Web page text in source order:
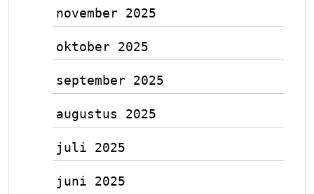
november 2025
oktober 2025
september 2025
augustus 2025
juli 2025
juni 2025